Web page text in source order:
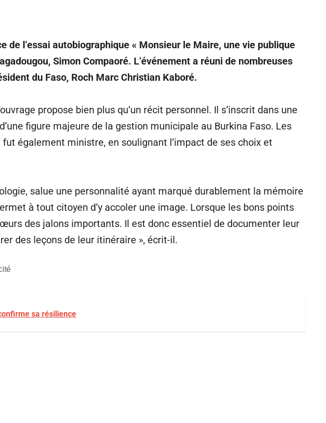
l’essai autobiographique « Monsieur le Maire, une vie publique
Simon Compaoré. L’événement a réuni de nombreuses
du Faso, Roch Marc Christian Kaboré.
propose bien plus qu’un récit personnel. Il s’inscrit dans une
figure majeure de la gestion municipale au Burkina Faso. Les
également ministre, en soulignant l’impact de ses choix et
salue une personnalité ayant marqué durablement la mémoire
à tout citoyen d’y accoler une image. Lorsque les bons points
des jalons importants. Il est donc essentiel de documenter leur
des leçons de leur itinéraire », écrit-il.
sa résilience